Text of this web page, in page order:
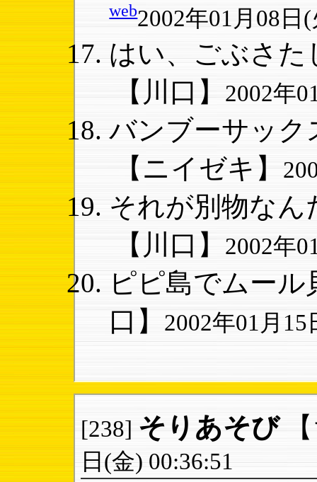
web2002年01月08日
はい、ごぶさた
【川口】
2002年
バンブーサック
【ニイゼキ】
それが別物なん
【川口】
2002年
ピピ島でムー
口】
2002年01月15
[238] そりあそび
日(金) 00:36:51